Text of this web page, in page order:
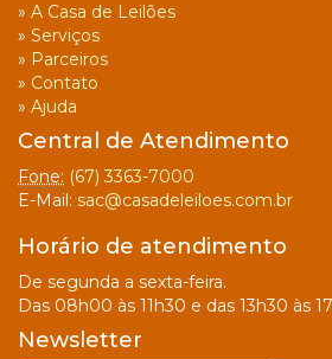
» A Casa de Leilões
» Serviços
» Parceiros
» Contato
» Ajuda
Central de Atendimento
Fone: (67) 3363-7000
E-Mail: sac@casadeleiloes.com.br
Horário de atendimento
De segunda a sexta-feira.
Das 08h00 às 11h30 e das 13h30 às
Newsletter